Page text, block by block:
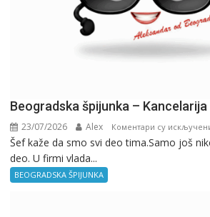
Beogradska špijunka – Kancelarija
23/07/2026 Alex Коментари су
Šef kaže da smo svi deo tima.Samo još
deo. U firmi vlada...
BEOGRADSKA ŠPIJUNKA